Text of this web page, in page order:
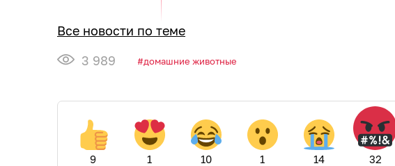
Все новости по теме
3 989
домашние животные
9 1 10 1 14 32